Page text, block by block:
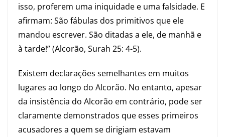
isso, proferem uma iniquidade e uma falsidade. E
afirmam: São fábulas dos primitivos que ele
mandou escrever. São ditadas a ele, de manhã e
à tarde!” (Alcorão, Surah 25: 4-5).
Existem declarações semelhantes em muitos
lugares ao longo do Alcorão. No entanto, apesar
da insistência do Alcorão em contrário, pode ser
claramente demonstrados que esses primeiros
acusadores a quem se dirigiam estavam